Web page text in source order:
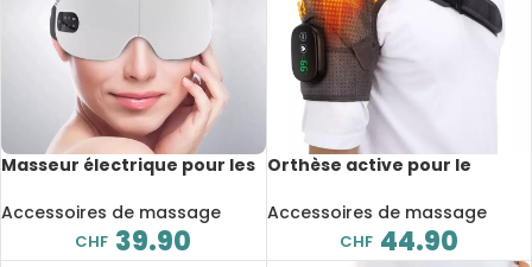
Masseur électrique pour les
compresse chaude, efface
la fatigue et les cernes,
Bluetooth
Accessoires de massage
CHF 39.90
Orthèse active pour le
stabilisation de l’articulation
de l’épaule, réglable, pour
les blessures articulaires
Accessoires de massage
CHF 44.90